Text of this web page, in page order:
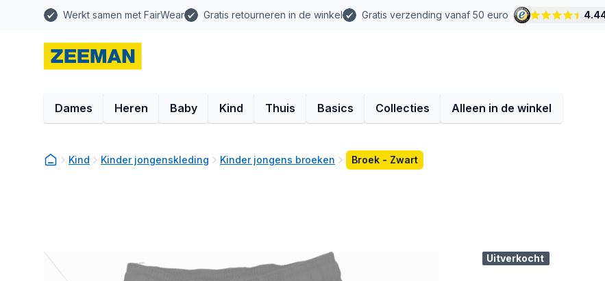
Werkt samen met FairWear Gratis retourneren in de winkel Gratis verzending vanaf 50 euro
Dames Heren Baby Kind Thuis Basics Collecties Alleen in de winkel
Kind Kinder jongenskleding Kinder jongens broeken Broek - Zwart
Uitverkocht